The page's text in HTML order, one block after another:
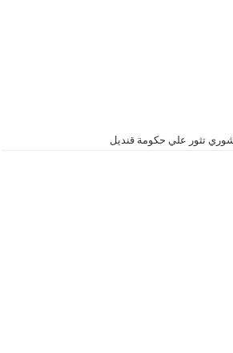
تثور علي حكومة قنديل